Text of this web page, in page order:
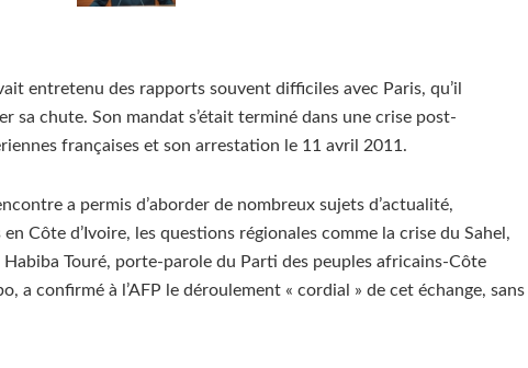
entretenu des rapports souvent difficiles avec Paris, qu’il
sa chute. Son mandat s’était terminé dans une crise post-
françaises et son arrestation le 11 avril 2011.
a permis d’aborder de nombreux sujets d’actualité,
Côte d’Ivoire, les questions régionales comme la crise du Sahel,
Touré, porte-parole du Parti des peuples africains-Côte
a confirmé à l’AFP le déroulement « cordial » de cet échange, sans